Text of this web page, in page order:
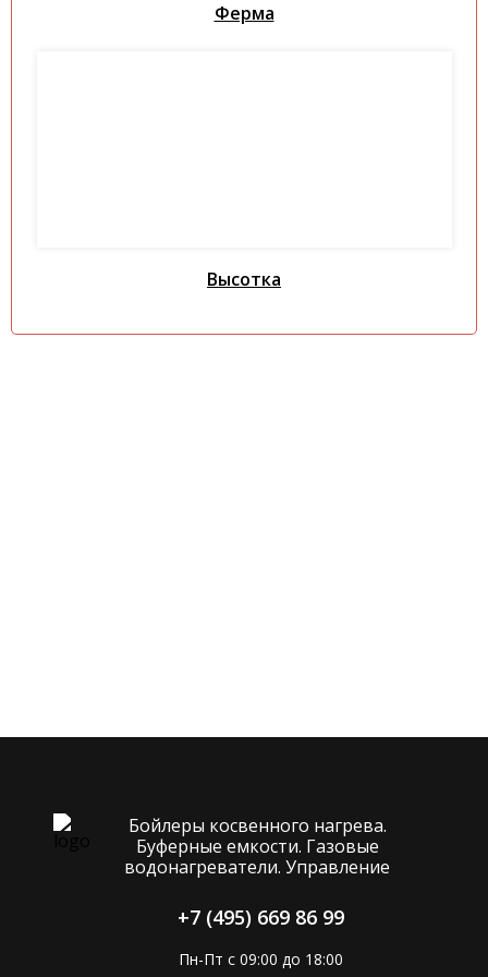
Ферма
Высотка
Бойлеры косвенного нагрева.
Буферные емкости. Газовые
водонагреватели. Управление
+7 (495) 669 86 99
Пн-Пт с 09:00 до 18:00